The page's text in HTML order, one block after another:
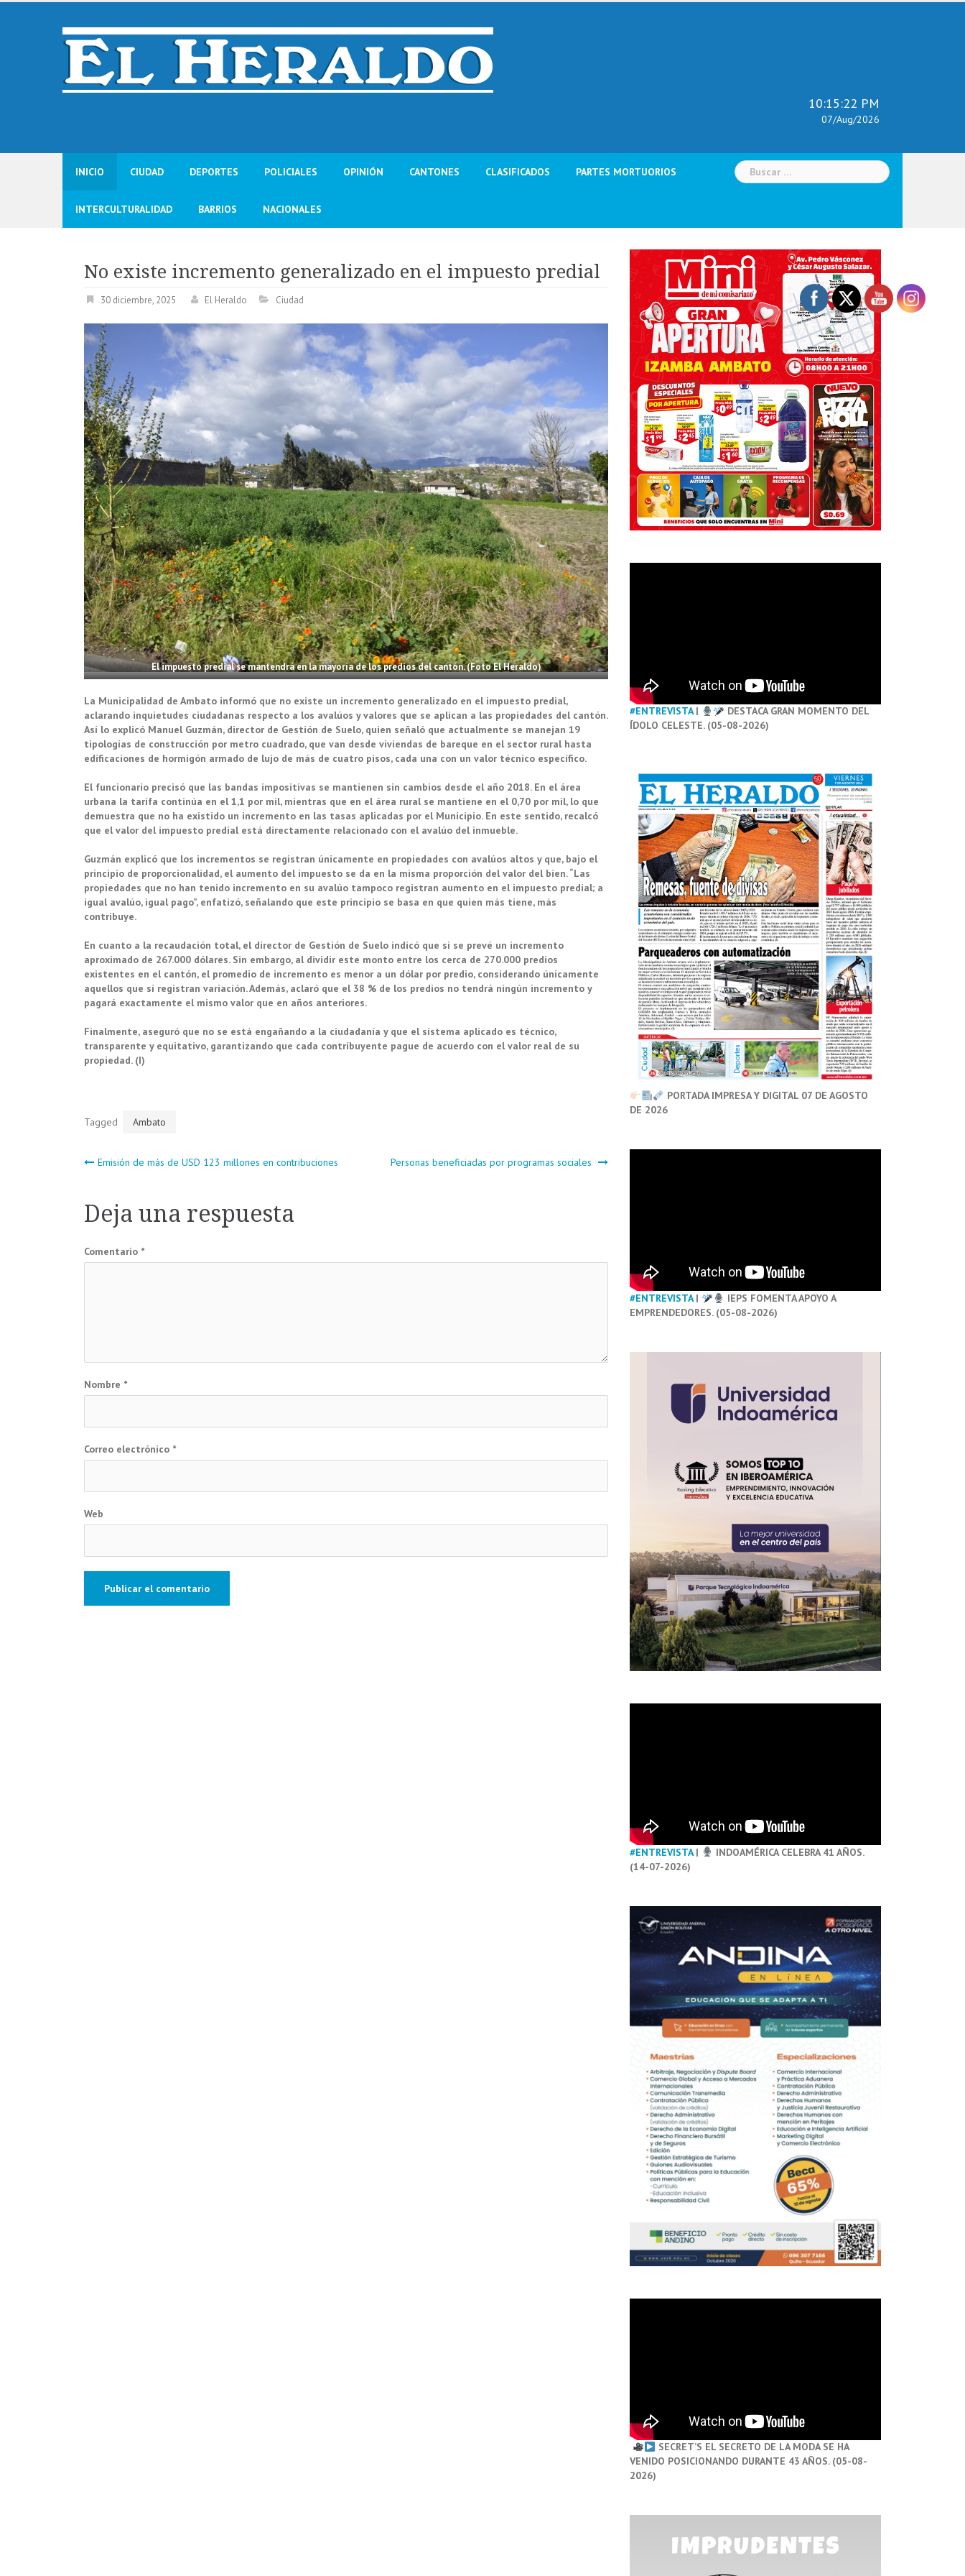
Skip
10:15:23 PM
07/Aug/2026
INICIO CIUDAD DEPORTES POLICIALES OPINIÓN CANTONES CLASIFICADOS PARTES MORTUORIOS
INTERCULTURALIDAD BARRIOS NACIONALES
Buscar:
No existe incremento generalizado en el impuesto predial
30 diciembre, 2025 El Heraldo Ciudad
El impuesto predial se mantendrá en la mayoría de los predios del cantón. (Foto El Heraldo)
La Municipalidad de Ambato informó que no existe un incremento generalizado en el impuesto predial,
aclarando inquietudes ciudadanas respecto a los avalúos y valores que se aplican a las propiedades del cantón.
Así lo explicó Manuel Guzmán, director de Gestión de Suelo, quien señaló que actualmente se manejan 19
tipologías de construcción por metro cuadrado, que van desde viviendas de bareque en el sector rural hasta
edificaciones de hormigón armado de lujo de más de cuatro pisos, cada una con un valor técnico específico.
El funcionario precisó que las bandas impositivas se mantienen sin cambios desde el año 2018. En el área
urbana la tarifa continúa en el 1,1 por mil, mientras que en el área rural se mantiene en el 0,70 por mil, lo que
demuestra que no ha existido un incremento en las tasas aplicadas por el Municipio. En este sentido, recalcó
que el valor del impuesto predial está directamente relacionado con el avalúo del inmueble.
Guzmán explicó que los incrementos se registran únicamente en propiedades con avalúos altos y que, bajo el
principio de proporcionalidad, el aumento del impuesto se da en la misma proporción del valor del bien. “Las
propiedades que no han tenido incremento en su avalúo tampoco registran aumento en el impuesto predial; a
igual avalúo, igual pago”, enfatizó, señalando que este principio se basa en que quien más tiene, más
contribuye.
En cuanto a la recaudación total, el director de Gestión de Suelo indicó que sí se prevé un incremento
aproximado de 267.000 dólares. Sin embargo, al dividir este monto entre los cerca de 270.000 predios
existentes en el cantón, el promedio de incremento es menor a un dólar por predio, considerando únicamente
aquellos que sí registran variación. Además, aclaró que el 38 % de los predios no tendrá ningún incremento y
pagará exactamente el mismo valor que en años anteriores.
Finalmente, aseguró que no se está engañando a la ciudadanía y que el sistema aplicado es técnico,
transparente y equitativo, garantizando que cada contribuyente pague de acuerdo con el valor real de su
propiedad. (I)
Tagged Ambato
Navegación
de
entradas
Emisión de más de USD 123 millones en contribuciones Personas beneficiadas por programas sociales
Deja una respuesta
Comentario *
Nombre *
Correo electrónico *
Web
#ENTREVISTA|
DESTACA GRAN MOMENTO DEL
ÍDOLO CELESTE. (05-08-2026)
PORTADA IMPRESA Y DIGITAL 07 DE AGOSTO
DE 2026
#ENTREVISTA|
IEPS FOMENTA APOYO A
EMPRENDEDORES. (05-08-2026)
#ENTREVISTA|
INDOAMÉRICA CELEBRA 41 AÑOS.
(14-07-2026)
SECRET’S EL SECRETO DE LA MODA SE HA
VENIDO POSICIONANDO DURANTE 43 AÑOS. (05-08-
2026)